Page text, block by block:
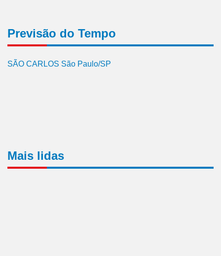
Previsão do Tempo
SÃO CARLOS São Paulo/SP
Mais lidas